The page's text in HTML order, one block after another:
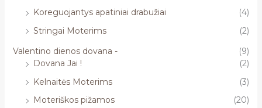
Koreguojantys apatiniai drabužiai
(4)
Stringai Moterims
(2)
Valentino dienos dovana -
(9)
Dovana Jai !
(2)
Kelnaitės Moterims
(3)
Moteriškos pižamos
(20)